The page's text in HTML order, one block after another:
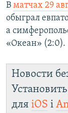
В матчах 29
обыграл
а
«Океан» (2:0).​
Новости
Установить
для iOS і